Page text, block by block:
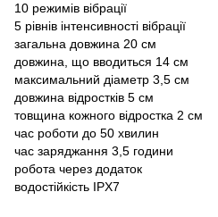
10 режимів вібрації
5 рівнів інтенсивності вібрації
загальна довжина 20 см
довжина, що вводиться 14 см
максимальний діаметр 3,5 см
довжина відростків 5 см
товщина кожного відростка 2 см
час роботи до 50 хвилин
час заряджання 3,5 години
робота через додаток
водостійкість IPX7